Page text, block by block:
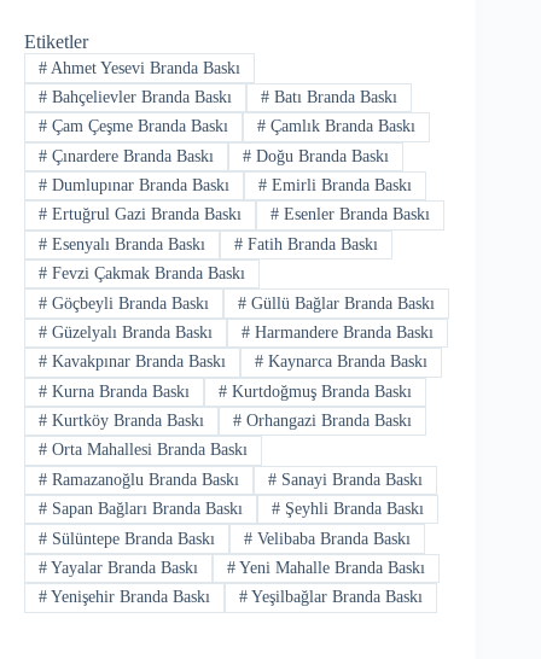
Etiketler
#Ahmet Yesevi Branda Baskı
#Bahçelievler Branda Baskı #Batı Branda Baskı
#Çam Çeşme Branda Baskı #Çamlık Branda Baskı
#Çınardere Branda Baskı #Doğu Branda Baskı
#Dumlupınar Branda Baskı #Emirli Branda Baskı
#Ertuğrul Gazi Branda Baskı #Esenler Branda Baskı
#Esenyalı Branda Baskı #Fatih Branda Baskı
#Fevzi Çakmak Branda Baskı
#Göçbeyli Branda Baskı #Güllü Bağlar Branda Baskı
#Güzelyalı Branda Baskı #Harmandere Branda Baskı
#Kavakpınar Branda Baskı #Kaynarca Branda Baskı
#Kurna Branda Baskı #Kurtdoğmuş Branda Baskı
#Kurtköy Branda Baskı #Orhangazi Branda Baskı
#Orta Mahallesi Branda Baskı
#Ramazanoğlu Branda Baskı #Sanayi Branda Baskı
#Sapan Bağları Branda Baskı #Şeyhli Branda Baskı
#Sülüntepe Branda Baskı #Velibaba Branda Baskı
#Yayalar Branda Baskı #Yeni Mahalle Branda Baskı
#Yenişehir Branda Baskı #Yeşilbağlar Branda Baskı